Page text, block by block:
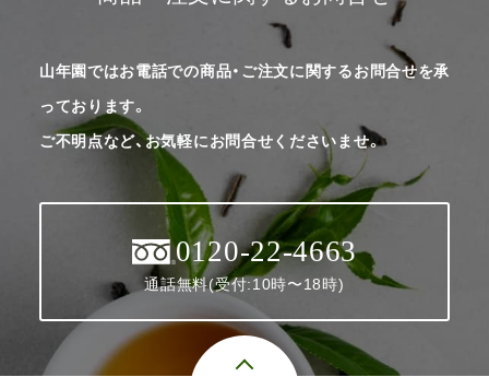
山年園ではお電話での商品・ご注文に関するお問合せを承
っております。
ご不明点など、お気軽にお問合せくださいませ。
0120-22-4663
通話無料(受付:10時〜18時)